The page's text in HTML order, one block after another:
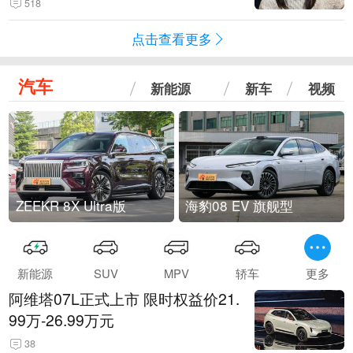
518
点击查看更多
汽车 新能源 新车 视频
ZEEKR 8X Ultra版 海豹08 EV 旗舰型
新能源 SUV MPV 轿车 更多
阿维塔07L正式上市 限时权益价21.
99万-26.99万元
38